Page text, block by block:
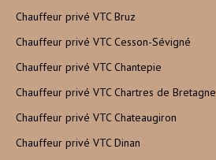
Chauffeur privé VTC Bruz
Chauffeur privé VTC Cesson-Sévigné
Chauffeur privé VTC Chantepie
Chauffeur privé VTC Chartres de Bretagne
Chauffeur privé VTC Chateaugiron
Chauffeur privé VTC Dinan